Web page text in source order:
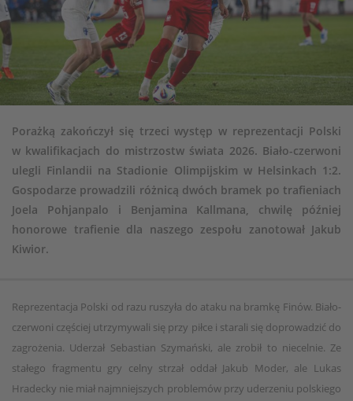
Porażką zakończył się trzeci występ w reprezentacji Polski
w kwalifikacjach do mistrzostw świata 2026. Biało-czerwoni
ulegli Finlandii na Stadionie Olimpijskim w Helsinkach 1:2.
Gospodarze prowadzili różnicą dwóch bramek po trafieniach
Joela Pohjanpalo i Benjamina Kallmana, chwilę później
honorowe trafienie dla naszego zespołu zanotował Jakub
Kiwior.
Reprezentacja Polski od razu ruszyła do ataku na bramkę Finów. Biało-
czerwoni częściej utrzymywali się przy piłce i starali się doprowadzić do
zagrożenia. Uderzał Sebastian Szymański, ale zrobił to niecelnie. Ze
stałego fragmentu gry celny strzał oddał Jakub Moder, ale Lukas
Hradecky nie miał najmniejszych problemów przy uderzeniu polskiego